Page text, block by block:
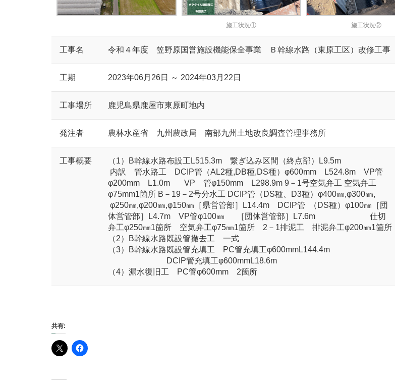
施工状況① 施工状況②
工事名 令和４年度 笠野原国営施設機能保全事業 Ｂ幹線水路（東原工区）改修工事
工期 2023年06月26日 ～ 2024年03月22日
工事場所 鹿児島県鹿屋市東原町地内
発注者 農林水産省 九州農政局 南部九州土地改良調査管理事務所
工事概要
（1）B幹線水路布設工L515.3m 繋ぎ込み区間（終点部）L9.5m
内訳 管水路工 DCIP管（AL2種,DB種,DS種）φ600mm L524.8m VP管
φ200mm L1.0m VP 管φ150mm L298.9m 9－1号空気弁工 空気弁工
φ75mm1箇所 B－19－2号分水工 DCIP管（DS種、D3種）φ400㎜,φ300㎜,
φ250㎜,φ200㎜,φ150㎜［県営管部］L14.4m DCIP管 （DS種）φ100㎜［団
体営管部］L4.7m VP管φ100㎜ ［団体営管部］L7.6m 仕切
弁工φ250㎜1箇所 空気弁工φ75㎜1箇所 2－1排泥工 排泥弁工φ200㎜1箇所
（2）B幹線水路既設管撤去工 一式
（3）B幹線水路既設管充填工 PC管充填工φ600mmL144.4m
DCIP管充填工φ600mmL18.6m
（4）漏水復旧工 PC管φ600mm 2箇所
共有: